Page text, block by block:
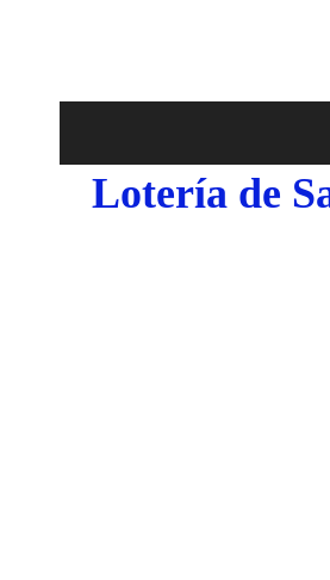
Lotería de